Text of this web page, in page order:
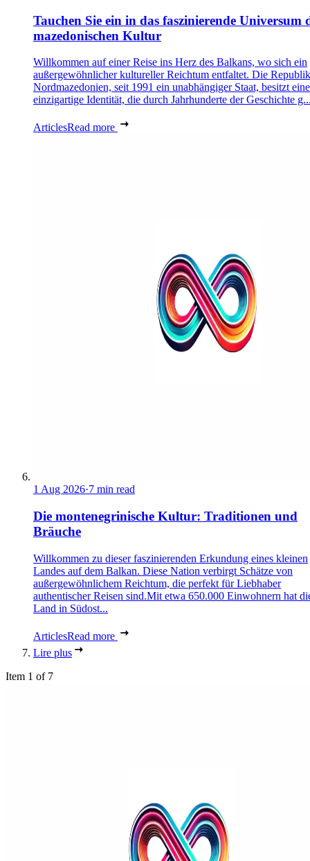
Tauchen Sie ein in das faszinierende Universum
mazedonischen Kultur
Willkommen auf einer Reise ins Herz des Balkans, wo sich ein
außergewöhnlicher kultureller Reichtum entfaltet. Die Republik
Nordmazedonien, seit 1991 ein unabhängiger Staat, besitzt eine
einzigartige Identität, die durch Jahrhunderte der Geschichte
ArticlesRead more
1 Aug 2026·7 min read
Die montenegrinische Kultur: Traditionen und
Bräuche
Willkommen zu dieser faszinierenden Erkundung eines kleinen
Landes auf dem Balkan. Diese Nation verbirgt Schätze von
außergewöhnlichem Reichtum, die perfekt für Liebhaber
authentischer Reisen sind.Mit etwa 650.000 Einwohnern hat
Land in Südost...
ArticlesRead more
Lire plus
Item 1 of 7